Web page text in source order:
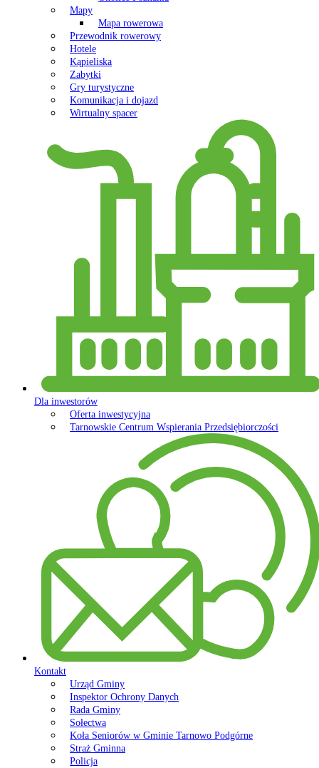
Mapy
Mapa rowerowa
Przewodnik rowerowy
Hotele
Kąpieliska
Zabytki
Gry turystyczne
Komunikacja i dojazd
Wirtualny spacer
Dla inwestorów
Oferta inwestycyjna
Tarnowskie Centrum Wspierania Przedsiębiorczości
Kontakt
Urząd Gminy
Inspektor Ochrony Danych
Rada Gminy
Sołectwa
Koła Seniorów w Gminie Tarnowo Podgórne
Straż Gminna
Policja